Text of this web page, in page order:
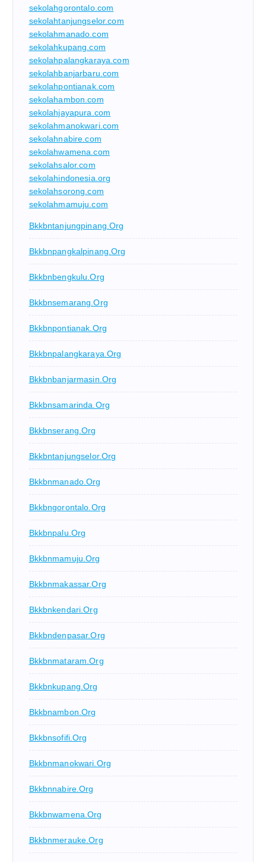
sekolahgorontalo.com
sekolahtanjungselor.com
sekolahmanado.com
sekolahkupang.com
sekolahpalangkaraya.com
sekolahbanjarbaru.com
sekolahpontianak.com
sekolahambon.com
sekolahjayapura.com
sekolahmanokwari.com
sekolahnabire.com
sekolahwamena.com
sekolahsalor.com
sekolahindonesia.org
sekolahsorong.com
sekolahmamuju.com
Bkkbntanjungpinang.org
Bkkbnpangkalpinang.org
Bkkbnbengkulu.org
Bkkbnsemarang.org
Bkkbnpontianak.org
Bkkbnpalangkaraya.org
Bkkbnbanjarmasin.org
Bkkbnsamarinda.org
Bkkbnserang.org
Bkkbntanjungselor.org
Bkkbnmanado.org
Bkkbngorontalo.org
Bkkbnpalu.org
Bkkbnmamuju.org
Bkkbnmakassar.org
Bkkbnkendari.org
Bkkbndenpasar.org
Bkkbnmataram.org
Bkkbnkupang.org
Bkkbnambon.org
Bkkbnsofifi.org
Bkkbnmanokwari.org
Bkkbnnabire.org
Bkkbnwamena.org
Bkkbnmerauke.org